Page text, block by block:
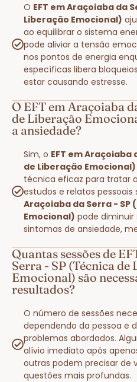
O EFT em Araçoiaba da
Liberação Emocional)
ao equilibrar o sistema
pode aliviar a tensão
nos pontos de energia
específicas libera
estar causando estresse.
O EFT em Araçoiaba
de Liberação
a ansiedade?
Sim, o EFT em Araçoiaba
de Liberação Emocional)
técnica eficaz para tratar
estudos e relatos pessoais
Araçoiaba da Serra - SP
Emocional) pode
sintomas de ansiedade,
Quantas sessões de
Serra - SP (Técnica de
Emocional) são
resultados?
O número de sessões
dependendo da pessoa e
problemas abordados.
alívio imediato após
outras podem precisar de
questões mais profundas.